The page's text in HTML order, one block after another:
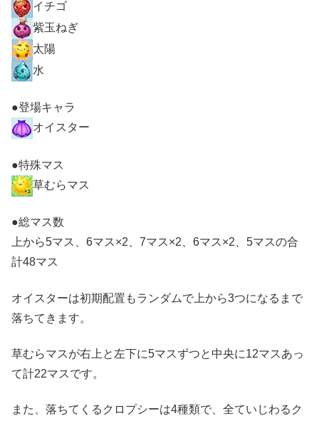
イチゴ
紫玉ねぎ
太陽
水
●登場キャラ
オイスター
●特殊マス
草むらマス
●総マス数
上から5マス、6マス×2、7マス×2、6マス×2、5マスの合
計48マス
オイスターは初期配置もランダムで上から3つになるまで
落ちてきます。
草むらマスが右上と左下に5マスずつと中央に12マスあっ
て計22マスです。
また、落ちてくるクロプシーは4種類で、全ていじわるク